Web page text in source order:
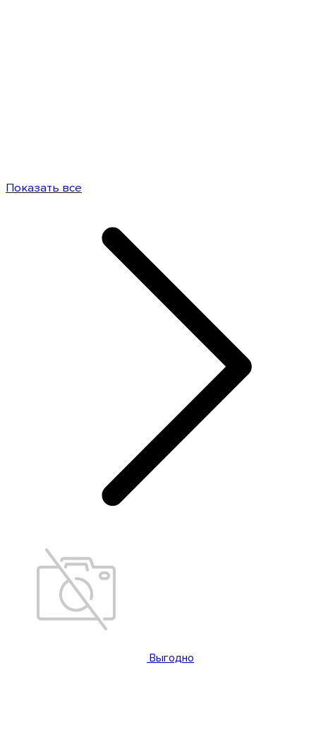
Показать все
Выгодно